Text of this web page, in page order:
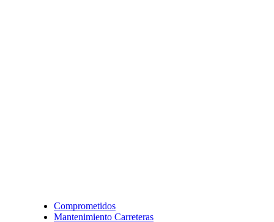
Comprometidos
Mantenimiento Carreteras